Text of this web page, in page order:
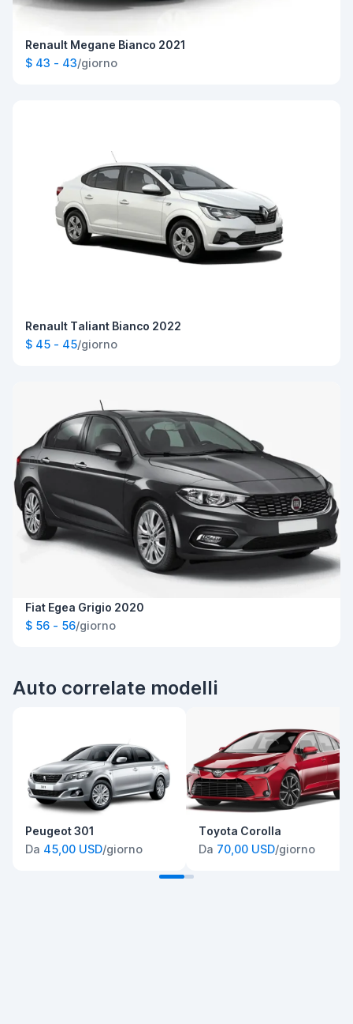
Renault Megane Bianco 2021
$ 43 - 43/giorno
Renault Taliant Bianco 2022
$ 45 - 45/giorno
Fiat Egea Grigio 2020
$ 56 - 56/giorno
Auto correlate modelli
Peugeot 301
Da 45,00 USD/giorno
Toyota Corolla
Da 70,00 USD/giorno